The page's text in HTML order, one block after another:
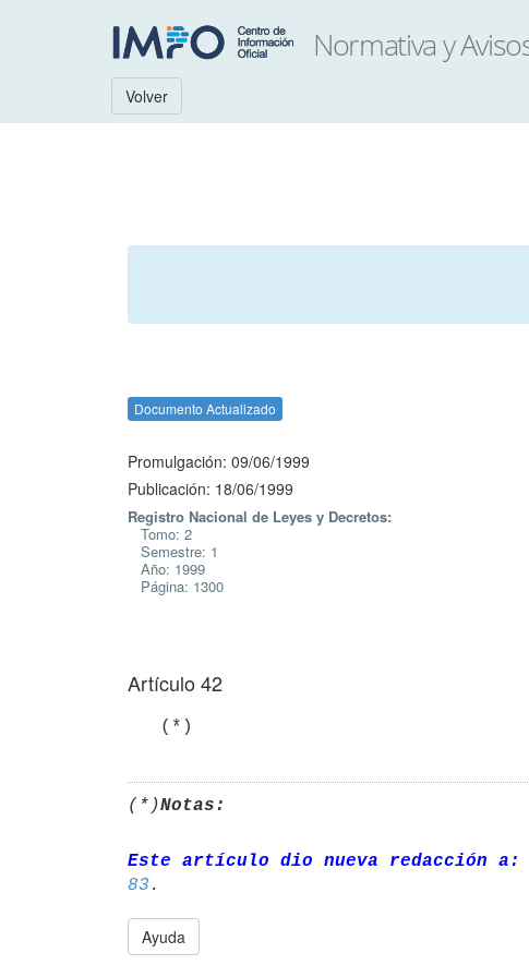
Volver
Documento Actualizado
Promulgación: 09/06/1999
Publicación: 18/06/1999
Registro Nacional de Leyes y Decretos:
Tomo: 2
Semestre: 1
Año: 1999
Página: 1300
Artículo 42
   (*)
(*)Notas:
Este artículo dio nueva redacción a:
83
Ayuda